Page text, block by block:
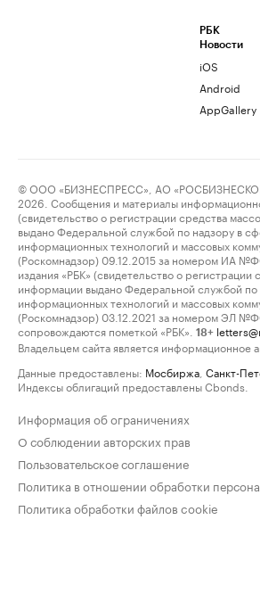
РБК
Новости
iOS
Android
AppGallery
© ООО «БИЗНЕСПРЕСС», АО
2026. Сообщения и материалы
(свидетельство о регистрации средства
выдано Федеральной службой по надзору в
информационных технологий и массовых
(Роскомнадзор) 09.12.2015 за номером ИА
издания «РБК» (свидетельство о регистрации
информации выдано Федеральной службой по
информационных технологий и массовых
(Роскомнадзор) 03.12.2021 за номером ЭЛ
сопровождаются пометкой «РБК».
18+
Владельцем сайта является информационное
Данные предоставлены: Мосбиржа Санкт-
Индексы облигаций предоставлены Cbonds.
Информация об ограничениях
О соблюдении авторских прав
Пользовательское соглашение
Политика в отношении обработки
Политика обработки файлов cookie